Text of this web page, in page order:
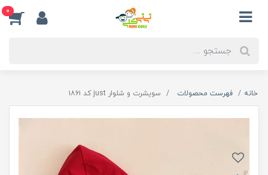
0
خانه فهرست محصولات سویشرت و شلوار just کد ۱۸۶۱